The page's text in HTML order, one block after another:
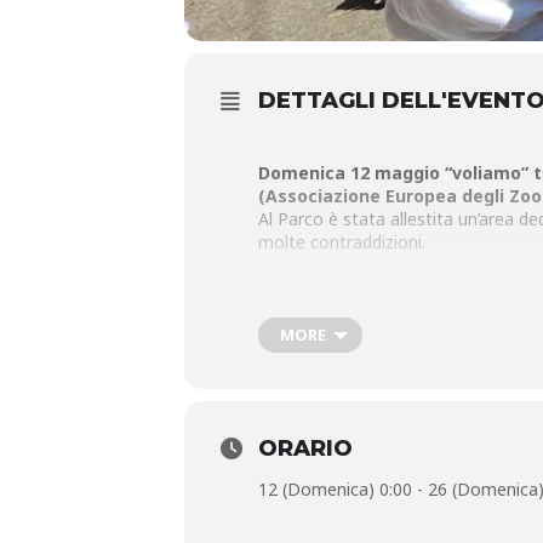
DETTAGLI DELL'EVENTO
Domenica 12 maggio
(Associazione Europea degli
Al Parco è stata allestita un’area
molte contraddizioni.
Domenica 19: Reverse the Red
singoli cittadini perché nessuna
naturali delle specie minacciate,
invertebrati e scoprire quanto
MORE
ORARIO
12 (Domenica) 0:00 - 26